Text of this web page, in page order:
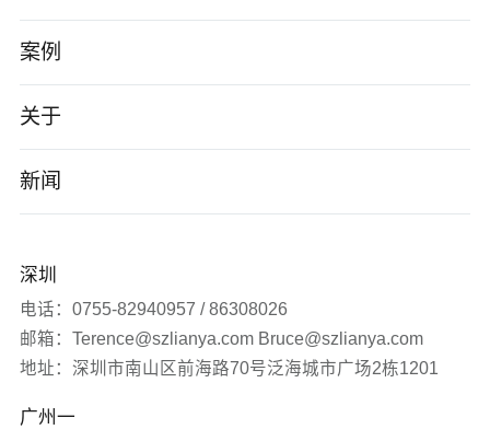
高端网站建设
AI应用开发
小程序/App
品牌营销服务
案例
智能制造
电子数码
其他
关于
公司介绍
发展历程
新闻
签约新闻
联雅观点
常见问题
深圳
电话：0755-82940957 / 86308026
邮箱：Terence@szlianya.com Bruce@szlianya.com
地址：深圳市南山区前海路70号泛海城市广场2栋1201
广州一